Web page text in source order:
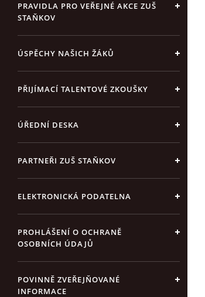
PRAVIDLA PRO VEŘEJNÉ AKCE ZUŠ
STAŇKOV
ÚSPĚCHY NAŠICH ŽÁKŮ
PŘIJÍMACÍ TALENTOVÉ ZKOUŠKY
ÚŘEDNÍ DESKA
PARTNEŘI ZUŠ STAŇKOV
ELEKTRONICKÁ PODATELNA
PROHLÁŠENÍ O OCHRANĚ
OSOBNÍCH ÚDAJŮ
POVINNĚ ZVEŘEJŇOVANÉ
INFORMACE